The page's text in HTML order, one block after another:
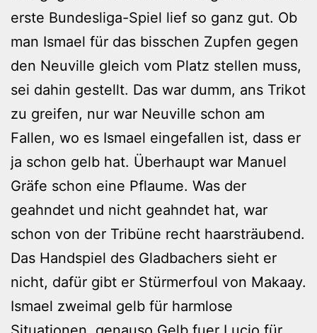
erste Bundesliga-Spiel lief so ganz gut. Ob
man Ismael für das bisschen Zupfen gegen
den Neuville gleich vom Platz stellen muss,
sei dahin gestellt. Das war dumm, ans Trikot
zu greifen, nur war Neuville schon am
Fallen, wo es Ismael eingefallen ist, dass er
ja schon gelb hat. Überhaupt war Manuel
Gräfe schon eine Pflaume. Was der
geahndet und nicht geahndet hat, war
schon von der Tribüne recht haarsträubend.
Das Handspiel des Gladbachers sieht er
nicht, dafür gibt er Stürmerfoul von Makaay.
Ismael zweimal gelb für harmlose